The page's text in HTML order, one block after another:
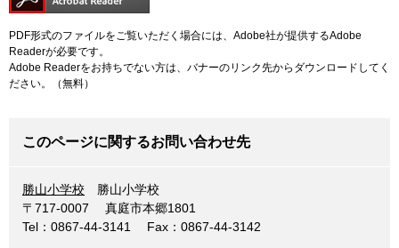
PDF形式のファイルをご覧いただく場合には、Adobe社が提供するAdobe
Readerが必要です。
Adobe Readerをお持ちでない方は、バナーのリンク先からダウンロードしてく
ださい。（無料）
このページに関するお問い合わせ先
勝山小学校
勝山小学校
〒717-0007
真庭市本郷1801
Tel：0867-44-3141
Fax：0867-44-3142